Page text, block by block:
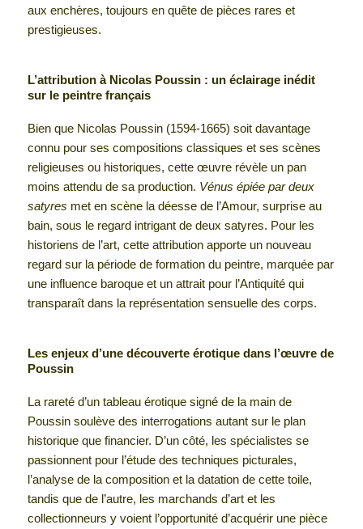
aux enchères, toujours en quête de pièces rares et
prestigieuses.
L’attribution à Nicolas Poussin : un éclairage inédit
sur le peintre français
Bien que Nicolas Poussin (1594-1665) soit davantage
connu pour ses compositions classiques et ses scènes
religieuses ou historiques, cette œuvre révèle un pan
moins attendu de sa production. Vénus épiée par deux
satyres met en scène la déesse de l’Amour, surprise au
bain, sous le regard intrigant de deux satyres. Pour les
historiens de l’art, cette attribution apporte un nouveau
regard sur la période de formation du peintre, marquée par
une influence baroque et un attrait pour l’Antiquité qui
transparaît dans la représentation sensuelle des corps.
Les enjeux d’une découverte érotique dans l’œuvre de
Poussin
La rareté d’un tableau érotique signé de la main de
Poussin soulève des interrogations autant sur le plan
historique que financier. D’un côté, les spécialistes se
passionnent pour l’étude des techniques picturales,
l’analyse de la composition et la datation de cette toile,
tandis que de l’autre, les marchands d’art et les
collectionneurs y voient l’opportunité d’acquérir une pièce